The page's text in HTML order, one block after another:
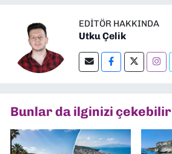
EDITÖR HAKKINDA
Utku Çelik
Bunlar da ilginizi çekebilir